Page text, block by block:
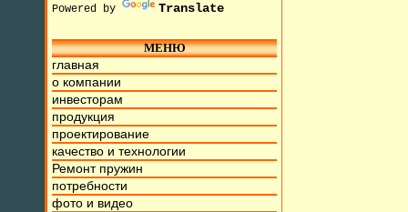
Powered by Translate
МЕНЮ
главная
о компании
инвесторам
продукция
проектирование
качество и технологии
Ремонт пружин
потребности
фото и видео
Мы находимся на ул. Труда, д.17. Бесплатный номер